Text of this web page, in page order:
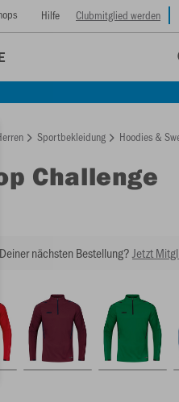
Hilfe Clubmitglied werden
Sportbekleidung Hoodies &
Challenge
nächsten Bestellung? Jetzt